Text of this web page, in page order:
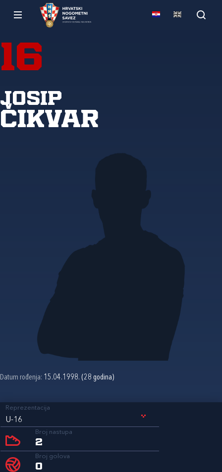
16
Josip
Čikvar
Datum rođenja: 15.04.1998. (28 godina)
Reprezentacija
U-16
Broj nastupa
2
Broj golova
0